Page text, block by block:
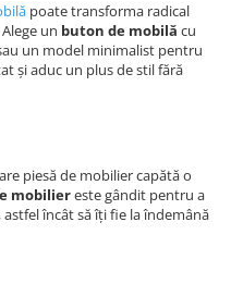
poate transforma radical
un buton de mobilă cu
un model minimalist pentru
și aduc un plus de stil fără
piesă de mobilier capătă o
mobiliereste gândit pentru a
încât să îți fie la îndemână